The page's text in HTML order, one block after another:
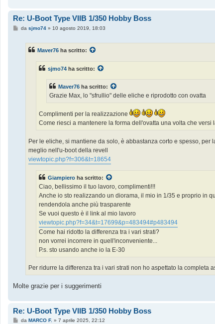
Re: U-Boot Type VIIB 1/350 Hobby Boss
Mda sjmo74» 10 agosto 2019, 18:03
Maver76 ha scritto:
sjmo74 ha scritto:
Maver76 ha scritto:
Grazie Max, lo "sfrullio" delle eliche e riprodotto con ovatta
Complimenti per la realizzazione
Come riesci a mantenere la forma dell'ovatta una volta che versi
Per le eliche, si mantiene da solo, è abbastanza corto e spesso,
meglio nell'u-boot della revell
viewtopic.php?f=306&t=18654
Giampiero ha scritto:
Ciao, bellissimo il tuo lavoro, complimenti!!!
Anche io sto realizzando un diorama, il mio in 1/35 e proprio in
rendendola anche più trasparente
Se vuoi questo è il link al mio lavoro
viewtopic.php?f=34&t=17699&p=483494#p483494
Come hai ridotto la differenza tra i vari strati?
non vorrei incorrere in quell'inconveniente...
P.s. sto usando anche io la E-30
Per ridurre la differenza tra i vari strati non ho aspettato la
Molte grazie per i suggerimenti
Re: U-Boot Type VIIB 1/350 Hobby Boss
Mda MARCO F. » 7 aprile 2025, 22:12